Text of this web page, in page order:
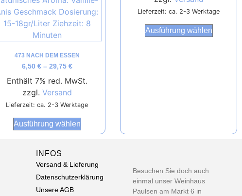
473 NACH DEM ESSEN
6,50 € – 29,75 €
Enthält 7% red. MwSt.
zzgl. Versand
Lieferzeit: ca. 2-3 Werktage
Ausführung wählen
Lieferzeit: ca. 2-3 Werktage
Ausführung wählen
INFOS
Versand & Lieferung
Datenschutzerklärung
Unsere AGB
Besuchen Sie doch auch
einmal unser Weinhaus
Paulsen am Markt 6 in